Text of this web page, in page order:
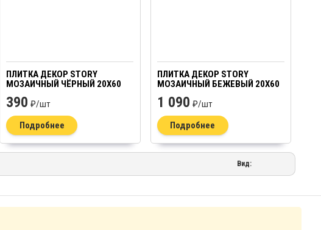
ПЛИТКА ДЕКОР STORY
МОЗАИЧНЫЙ ЧЁРНЫЙ 20Х60
390 ₽/шт
Подробнее
ПЛИТКА ДЕКОР STORY
МОЗАИЧНЫЙ БЕЖЕВЫЙ 20Х60
1 090 ₽/шт
Подробнее
Вид: